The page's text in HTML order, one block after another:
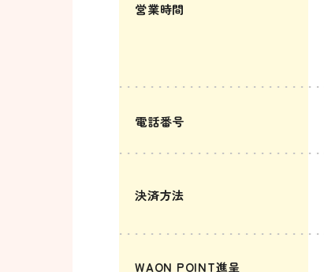
営業時間
電話番号
決済方法
WAON POINT進呈